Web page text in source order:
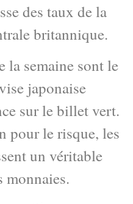
des taux de la
britannique.
la semaine sont le
japonaise
sur le billet vert.
pour le risque, les
un véritable
monnaies.